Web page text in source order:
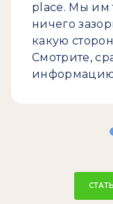
place. Мы им
ничего
какую
Смотрите,
информацию